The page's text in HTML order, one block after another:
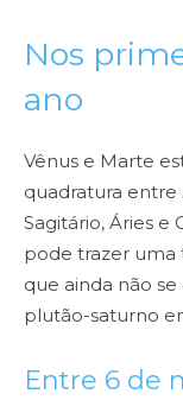
Nos
ano
Vênus e Marte
quadratura entre
Sagitário, Áries e
pode trazer uma
que ainda não
plutão-saturno
Entre 6 de